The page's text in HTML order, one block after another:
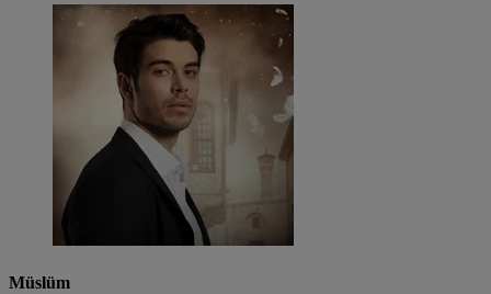
Müslüm